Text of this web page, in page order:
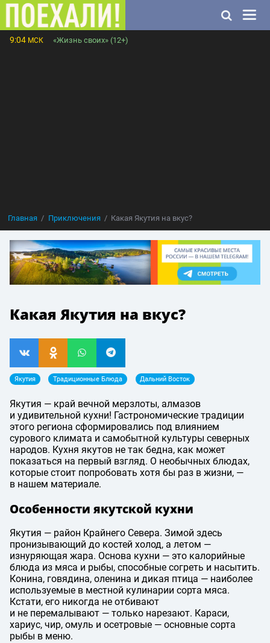
9:04 МСК «Жизнь своих» (12+)
Главная Приключения Какая Якутия на вкус?
Какая Якутия на вкус?
Якутия Традиционные Блюда Дальний Восток
Якутия — край вечной мерзлоты, алмазов
и удивительной кухни! Гастрономические традиции
этого региона сформировались под влиянием
сурового климата и самобытной культуры северных
народов. Кухня якутов не так бедна, как может
показаться на первый взгляд. О необычных блюдах,
которые стоит попробовать хотя бы раз в жизни, —
в нашем материале.
Особенности якутской кухни
Якутия — район Крайнего Севера. Зимой здесь
пронизывающий до костей холод, а летом —
изнуряющая жара. Основа кухни — это калорийные
блюда из мяса и рыбы, способные согреть и насытить.
Конина, говядина, оленина и дикая птица — наиболее
используемые в местной кулинарии сорта мяса.
Кстати, его никогда не отбивают
и не перемалывают — только нарезают. Караси,
хариус, чир, омуль и осетровые — основные сорта
рыбы в меню.